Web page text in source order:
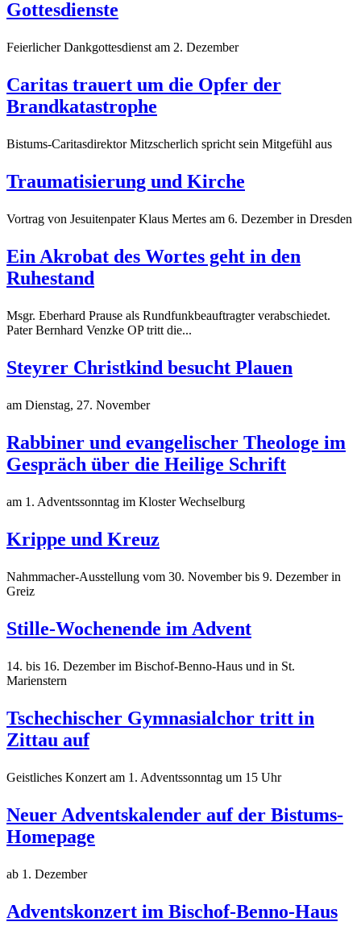
Gottesdienste
Feierlicher Dankgottesdienst am 2. Dezember
Caritas trauert um die Opfer der
Brandkatastrophe
Bistums-Caritasdirektor Mitzscherlich spricht sein Mitgefühl aus
Traumatisierung und Kirche
Vortrag von Jesuitenpater Klaus Mertes am 6. Dezember in Dresden
Ein Akrobat des Wortes geht in den
Ruhestand
Msgr. Eberhard Prause als Rundfunkbeauftragter verabschiedet.
Pater Bernhard Venzke OP tritt die...
Steyrer Christkind besucht Plauen
am Dienstag, 27. November
Rabbiner und evangelischer Theologe im
Gespräch über die Heilige Schrift
am 1. Adventssonntag im Kloster Wechselburg
Krippe und Kreuz
Nahmmacher-Ausstellung vom 30. November bis 9. Dezember in
Greiz
Stille-Wochenende im Advent
14. bis 16. Dezember im Bischof-Benno-Haus und in St.
Marienstern
Tschechischer Gymnasialchor tritt in
Zittau auf
Geistliches Konzert am 1. Adventssonntag um 15 Uhr
Neuer Adventskalender auf der Bistums-
Homepage
ab 1. Dezember
Adventskonzert im Bischof-Benno-Haus